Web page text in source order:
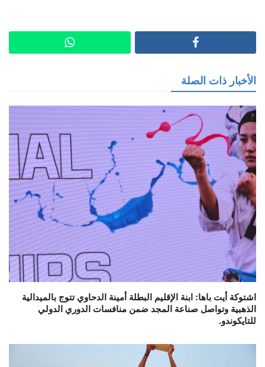
الأخبار ذات الصلة
اشتوكة أيت باها: ابنة الإقليم البطلة أمينة الدحاوي تتوج بالميدالية
الذهبية وتواصل صناعة المجد ضمن منافسات الدوري الدولي
للتايكوندو.